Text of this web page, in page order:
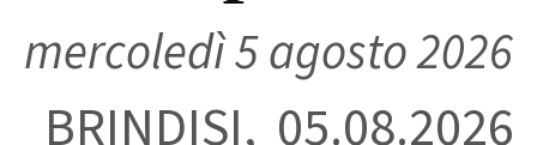
mercoledì 5 agosto 2026
BRINDISI,